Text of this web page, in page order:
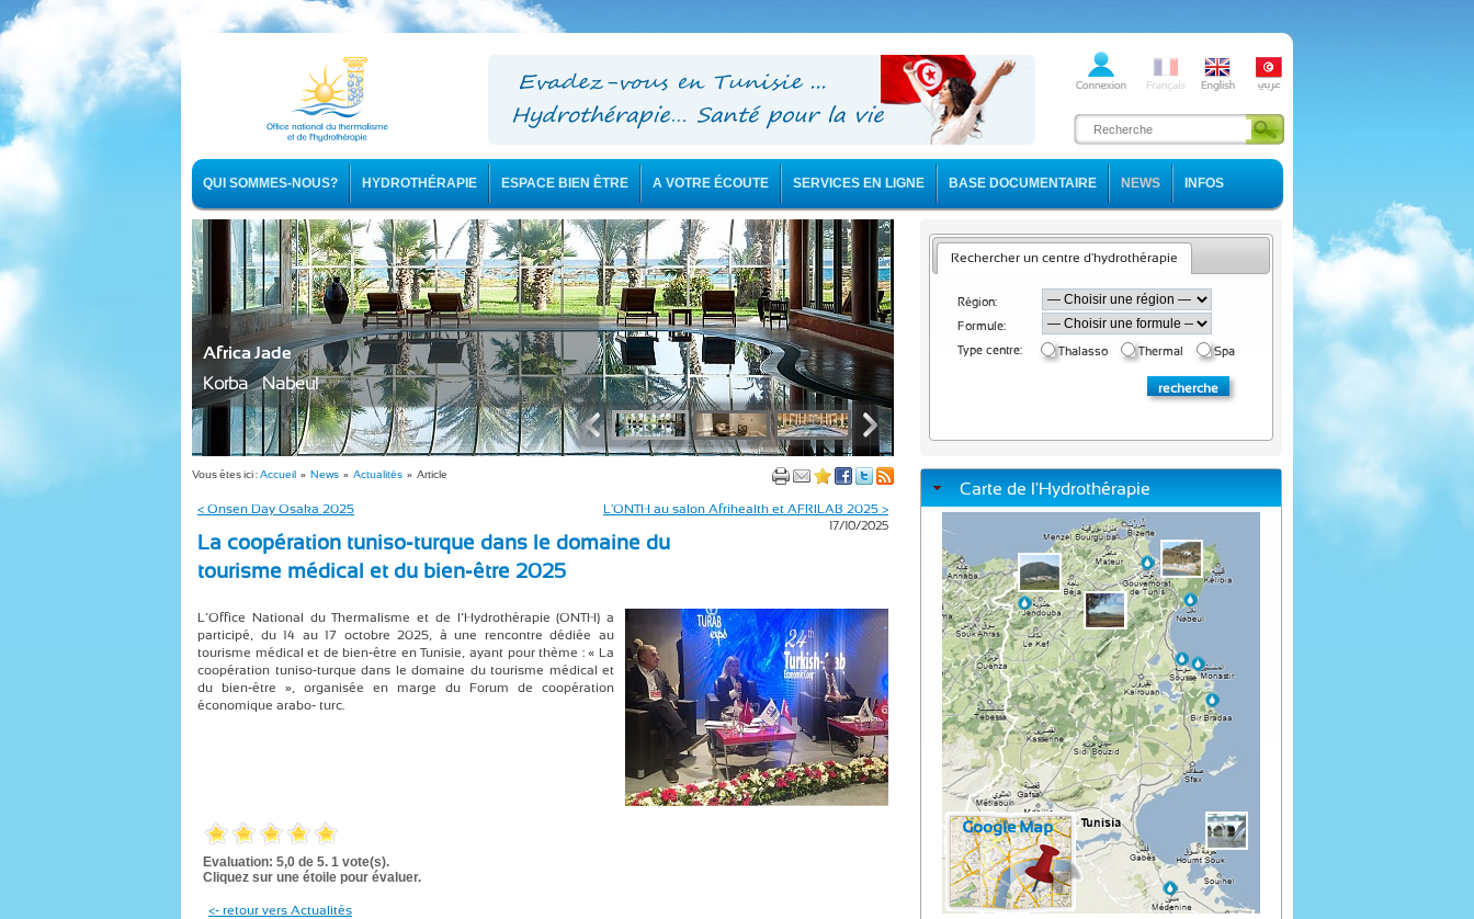
QUI SOMMES-NOUS? HYDROTHÉRAPIE ESPACE BIEN ÊTRE A VOTRE ÉCOUTE SERVICES EN LIGNE BASE DOCUMENTAIRE NEWS INFOS
Africa Jade
Korba - Nabeul
Rechercher un centre d'hydrothérapie
Région:
Formule:
Type centre:
Thalasso Thermal Spa
Carte de l'Hydrothérapie
Vous êtes ici :Accueil » News » Actualités » Article
L'ONTH au salon Afrihealth et AFRILAB 2025 >
< Onsen Day Osaka 2025
17/10/2025
La coopération tuniso-turque dans le domaine du
tourisme médical et du bien-être 2025
L’Office National du Thermalisme et de l’Hydrothérapie (ONTH) a
participé, du 14 au 17 octobre 2025, à une rencontre dédiée au
tourisme médical et de bien-être en Tunisie, ayant pour thème : « La
coopération tuniso-turque dans le domaine du tourisme médical et
du bien-être », organisée en marge du Forum de coopération
économique arabo- turc.
Evaluation: 5,0 de 5. 1 vote(s).
Cliquez sur une étoile pour évaluer.
<- retour vers Actualités